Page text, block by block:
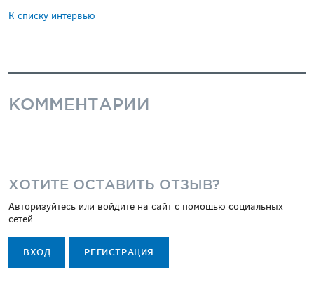
К списку интервью
КОММЕНТАРИИ
ХОТИТЕ ОСТАВИТЬ ОТЗЫВ?
Авторизуйтесь или войдите на сайт с помощью социальных
сетей
ВХОД РЕГИСТРАЦИЯ